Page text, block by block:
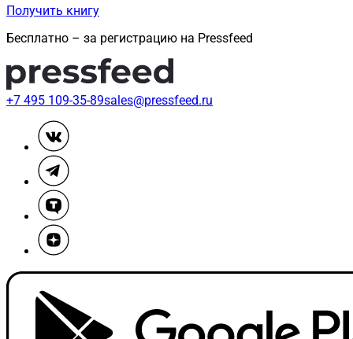
Получить книгу
Бесплатно – за регистрацию на Pressfeed
+7 495 109-35-89sales@pressfeed.ru